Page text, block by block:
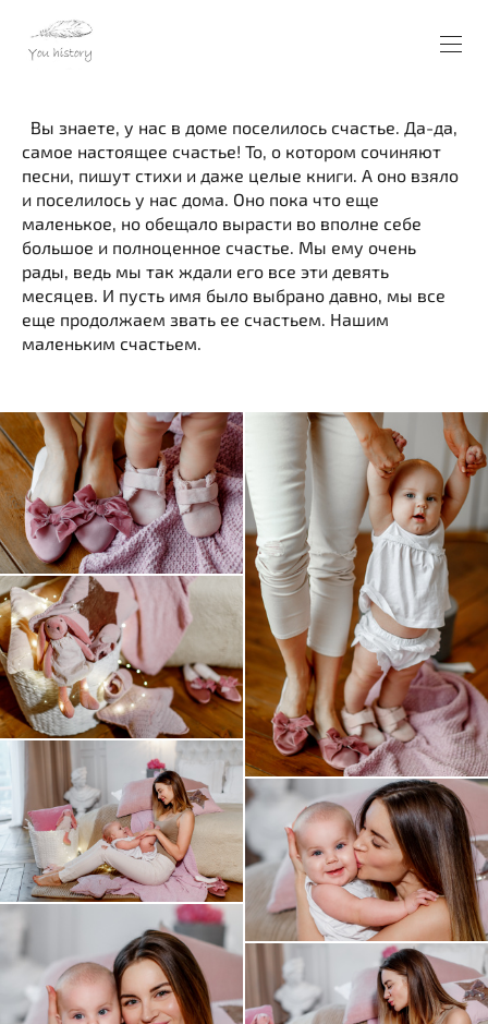
Вы знаете, у нас в доме поселилось счастье. Да-да,
самое настоящее счастье! То, о котором сочиняют
песни, пишут стихи и даже целые книги. А оно взяло
и поселилось у нас дома. Оно пока что еще
маленькое, но обещало вырасти во вполне себе
большое и полноценное счастье. Мы ему очень
рады, ведь мы так ждали его все эти девять
месяцев. И пусть имя было выбрано давно, мы все
еще продолжаем звать ее счастьем. Нашим
маленьким счастьем.